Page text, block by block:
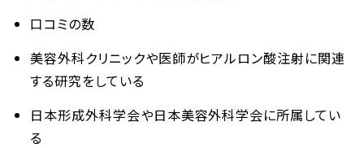
口コミの数
美容外科クリニックや医師がヒアルロン酸注射に関連
する研究をしている
日本形成外科学会や日本美容外科学会に所属してい
る